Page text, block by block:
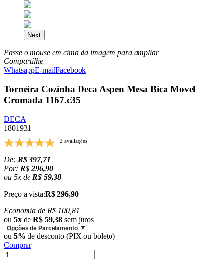
Next
Passe o mouse em cima da imagem para ampliar
Compartilhe
WhatsappE-mailFacebook
Torneira Cozinha Deca Aspen Mesa Bica Movel
Cromada 1167.c35
DECA
1801931
2 avaliações
De: R$ 397,71
Por: R$ 296,90
ou 5x de R$ 59,38
Preço a vista:R$ 296,90
Economia de R$ 100,81
ou 5x de R$ 59,38 sem juros
Opções de Parcelamento
ou 5% de desconto (PIX ou boleto)
Comprar